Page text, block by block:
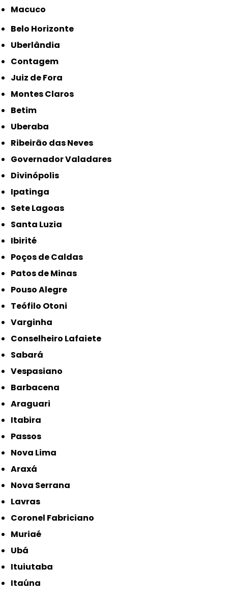
Macuco
Belo Horizonte
Uberlândia
Contagem
Juiz de Fora
Montes Claros
Betim
Uberaba
Ribeirão das Neves
Governador Valadares
Divinópolis
Ipatinga
Sete Lagoas
Santa Luzia
Ibirité
Poços de Caldas
Patos de Minas
Pouso Alegre
Teófilo Otoni
Varginha
Conselheiro Lafaiete
Sabará
Vespasiano
Barbacena
Araguari
Itabira
Passos
Nova Lima
Araxá
Nova Serrana
Lavras
Coronel Fabriciano
Muriaé
Ubá
Ituiutaba
Itaúna